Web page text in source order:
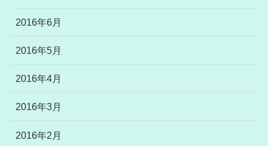
2016年6月
2016年5月
2016年4月
2016年3月
2016年2月